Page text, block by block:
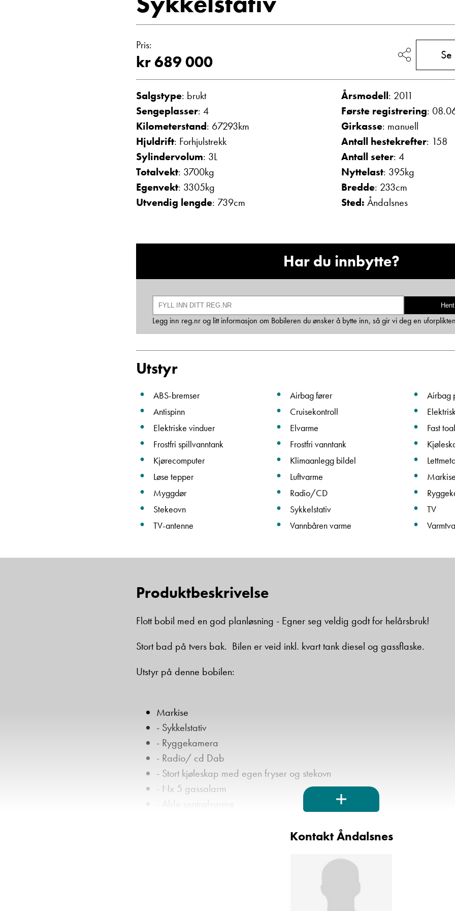
Vis telefon
Vis epost
Vis epost
Einar Fylling
Bilmekaniker
Frode Hoff Lund
Vis telefon
Vis epost
Ta kontakt
Lurer du på noe? Spør!
Sted
Personvernerklæring
Ta kontakt
Pris:
kr 689 000
Salgstype: brukt Årsmodell: 2011
Sengeplasser: 4 Første registrering:
Kilometerstand: 67293km Girkasse: manuell
Hjuldrift: Forhjulstrekk Antall hestekrefter: 158
Sylindervolum: 3L Antall seter: 4
Totalvekt: 3700kg Nyttelast: 395kg
Egenvekt: 3305kg Bredde: 233cm
Utvendig lengde: 739cm Sted: Åndalsnes
Har du innbytte?
Legg inn reg.nr og litt informasjon om Bobileren du ønsker å bytte inn, så gir vi deg en
Utstyr
ABS-bremser Airbag fører
Airbag
Antispinn
Cruisekontroll
Elektriske vinduer
Elvarme
Fast
Frostfri spillvanntank
Frostfri vanntank
Kjørecomputer
Klimaanlegg bildel
Løse tepper
Luftvarme
Myggdør
Radio/CD
Stekeovn
Sykkelstativ
TV
TV-antenne
Vannbåren varme
Produktbeskrivelse
Flott bobil med en god planløsning - Egner seg veldig godt for helårsbruk!
Stort bad på tvers bak. Bilen er veid inkl. kvart tank diesel og gassflaske.
Utstyr på denne bobilen:
Markise
- Sykkelstativ
- Ryggekamera
- Radio/ cd Dab
- Stort kjøleskap med egen fryser og stekovn
- Nx 5 gassalarm
- Alde sentralvarme
Kom gjerne innom oss for en kikk, eller ta kontakt med en av våre trivelige
Kontakt Åndalsnes